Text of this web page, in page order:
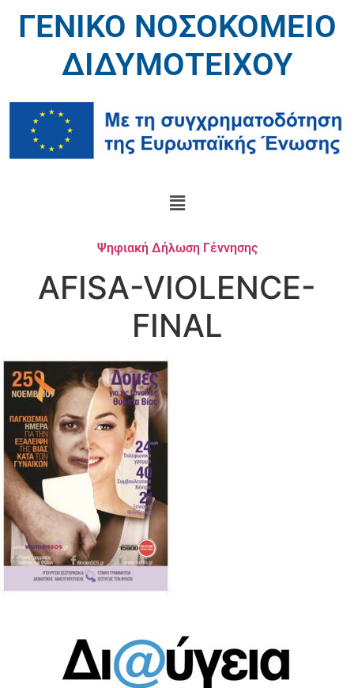
ΓΕΝΙΚΟ ΝΟΣΟΚΟΜΕΙΟ
ΔΙΔΥΜΟΤΕΙΧΟΥ
Ψηφιακή Δήλωση Γέννησης
AFISA-VIOLENCE-
FINAL